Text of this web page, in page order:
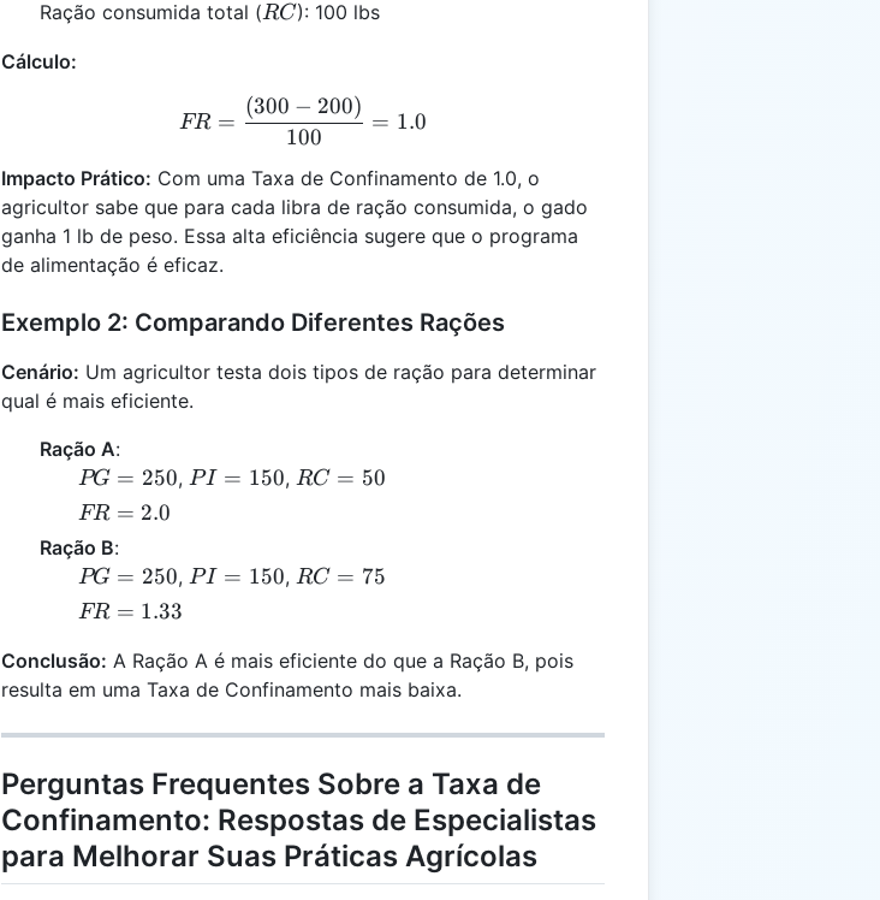
Ração consumida total (RC
RC): 100 lbs
Cálculo:
FR = \frac{(300 - 200)}{100} = 1.0
FR =
100
(300 − 200)
= 1.0
Impacto Prático: Com uma Taxa de Confinamento de 1.0, o
agricultor sabe que para cada libra de ração consumida, o gado
ganha 1 lb de peso. Essa alta eficiência sugere que o programa
de alimentação é eficaz.
Exemplo 2: Comparando Diferentes Rações
Cenário: Um agricultor testa dois tipos de ração para determinar
qual é mais eficiente.
Ração A:
PG
=
PG = 250, PI
PI = 150, RC
RC = 50
FR
=
2.0
FR = 2.0
Ração B:
PG
=
PG = 250, PI
PI = 150, RC
RC = 75
FR
1.33
FR = 1.33
Conclusão: A Ração A é mais eficiente do que a Ração B, pois
resulta em uma Taxa de Confinamento mais baixa.
Perguntas Frequentes Sobre a Taxa de
Confinamento: Respostas de Especialistas
para Melhorar Suas Práticas Agrícolas